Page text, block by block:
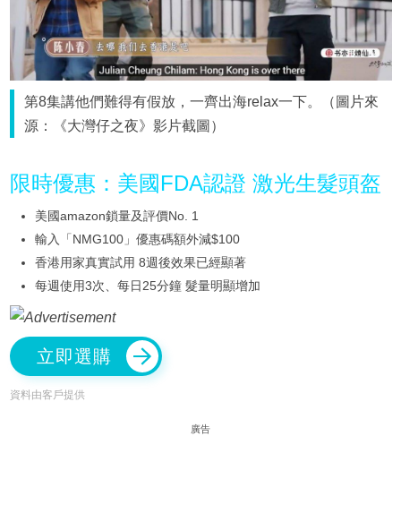
第8集講他們難得有假放，一齊出海relax一下。（圖片來
源：《大灣仔之夜》影片截圖）
限時優惠：美國FDA認證 激光生髮頭盔
美國amazon鎖量及評價No. 1
輸入「NMG100」優惠碼額外減$100
香港用家真實試用 8週後效果已經顯著
每週使用3次、每日25分鐘 髮量明顯增加
立即選購
資料由客戶提供
廣告